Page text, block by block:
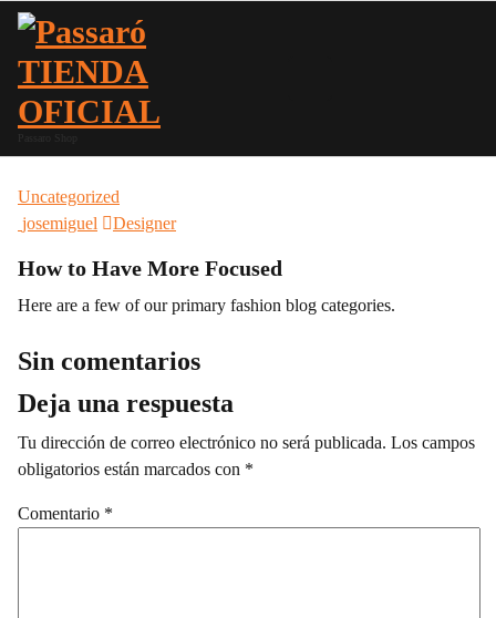
Saltar
contenido
Uncategorized
josemiguel
Designer
How to Have More Focused
Here are a few of our primary fashion blog categories.
Sin comentarios
Deja una respuesta
Tu dirección de correo electrónico no será publicada. Los campos
obligatorios están marcados con *
Comentario *